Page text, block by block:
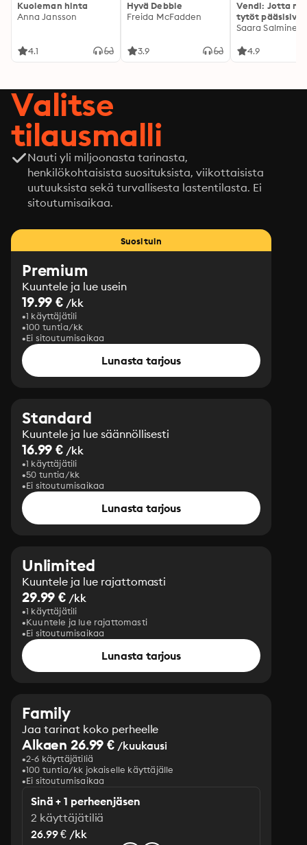
Kuoleman hinta
Anna Jansson
4.1
Hyvä Debbie
Freida McFadden
3.9
Vendi: Jotta
tytöt pääsisivät
kotiin
Saara Salminen
4.9
Valitse
tilausmalli
Nauti yli miljoonasta tarinasta,
henkilökohtaisista suosituksista, viikottaisista
uutuuksista sekä turvallisesta lastentilasta. Ei
sitoutumisaikaa.
Suosituin
Premium
Kuuntele ja lue usein
19.99 € /kk
1 käyttäjätili
100 tuntia/kk
Ei sitoutumisaikaa
Lunasta tarjous
Standard
Kuuntele ja lue säännöllisesti
16.99 € /kk
1 käyttäjätili
50 tuntia/kk
Ei sitoutumisaikaa
Lunasta tarjous
Unlimited
Kuuntele ja lue rajattomasti
29.99 € /kk
1 käyttäjätili
Kuuntele ja lue rajattomasti
Ei sitoutumisaikaa
Lunasta tarjous
Family
Jaa tarinat koko perheelle
Alkaen 26.99 € /kuukausi
2-6 käyttäjätiliä
100 tuntia/kk jokaiselle käyttäjälle
Ei sitoutumisaikaa
Sinä + 1 perheenjäsen
2 käyttäjätiliä
26.99 € /kk